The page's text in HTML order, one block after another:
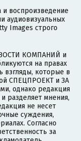
и воспроизведение
аудиовизуальных
Images строго
КОМПАНИЙ и
на правах
взгляды, которые в
СПЕЦПРОЕКТ и ЗА
однако редакция
разделяет мнения,
не несет
суждения,
Согласно
за